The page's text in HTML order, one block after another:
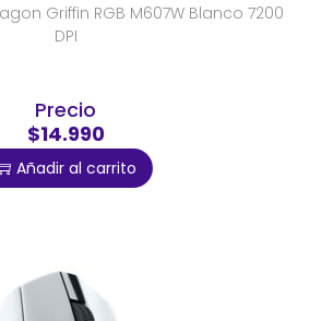
Griffin RGB M607W Blanco 7200
DPI
Precio
$14.990
Añadir al carrito